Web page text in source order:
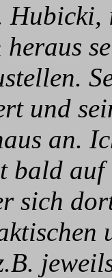
Hubicki,
und
an.
bald
sich